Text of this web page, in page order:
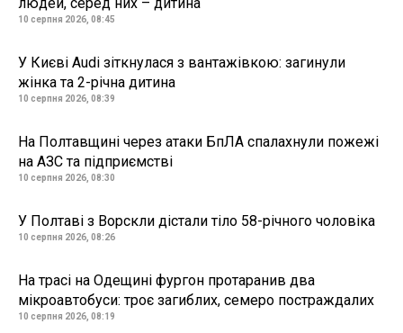
10 серпня 2026, 08:45
У Києві Audi зіткнулася з вантажівкою: загинули
жінка та 2-річна дитина
10 серпня 2026, 08:39
На Полтавщині через атаки БпЛА спалахнули пожежі
на АЗС та підприємстві
10 серпня 2026, 08:30
У Полтаві з Ворскли дістали тіло 58-річного чоловіка
10 серпня 2026, 08:26
На трасі на Одещині фургон протаранив два
мікроавтобуси: троє загиблих, семеро постраждалих
10 серпня 2026, 08:19